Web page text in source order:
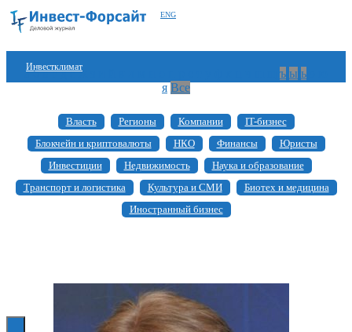
ENG
Инвестклимат
Инвестиции
Блокчейн
Стартапы
а б в г д е ж ъ ы ь
я Все
Власть Регионы Компании
IT-бизнес
Блокчейн и криптовалюты
НКО Финансы
Юристы
Инвестиции
Недвижимость
Наука и образование
Транспорт и логистика
Культура и СМИ
Биотех и медицина
Иностранный бизнес